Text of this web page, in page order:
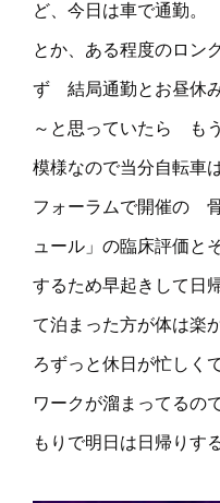
ど、今日は車で通勤。
とか、ある程度のロン
ず 結局通勤とお昼休
～と思っていたら も
模様なので当分自転車
フォーラムで開催の
ュール」の臨床評価
するため早起きして日
て泊まった方が体は楽
ろずっと休日が忙しく
ワークが溜まってる
もりで明日は日帰りす